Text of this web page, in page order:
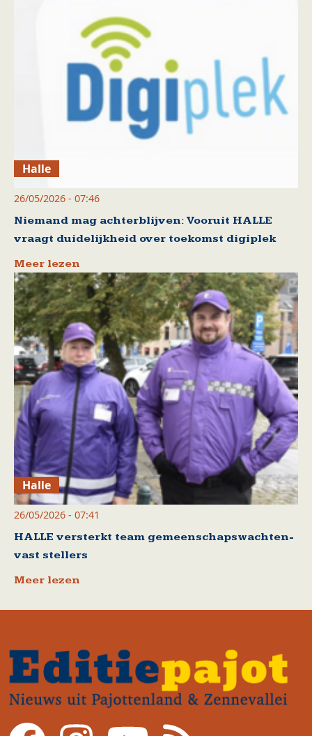
Halle
26/05/2026 - 07:46
Niemand mag achterblijven: Vooruit HALLE
vraagt duidelijkheid over toekomst digiplek
Meer lezen
Halle
26/05/2026 - 07:41
HALLE versterkt team gemeenschapswachten-
vast stellers
Meer lezen